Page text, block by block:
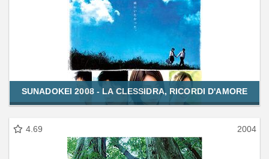
SUNADOKEI 2008 - LA CLESSIDRA, RICORDI D'AMORE
4.69 2004